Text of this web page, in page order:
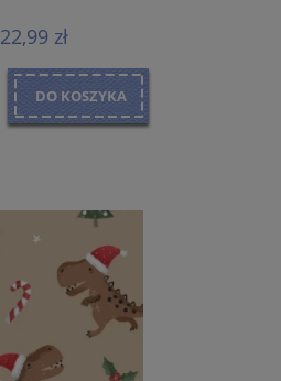
22,99 zł
DO KOSZYKA